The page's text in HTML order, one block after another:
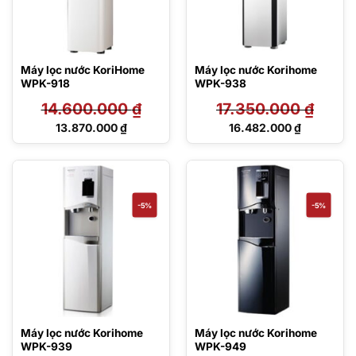
Máy lọc nước KoriHome
WPK-918
14.600.000₫
Giá
14.600.000 ₫.
13.870.000₫
Giá
tại
là:
13.870.000 ₫.
Máy lọc nước Korihome
WPK-938
17.350.000₫
Giá
17.350.000 ₫.
16.482.000₫
Giá
tại
là:
16.482.000 ₫.
-5%
Máy lọc nước Korihome
WPK-939
-5%
Máy lọc nước Korihome
WPK-949